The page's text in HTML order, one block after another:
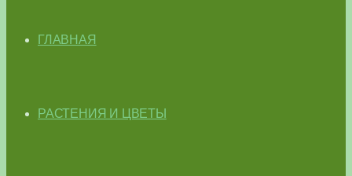
ГЛАВНАЯ
РАСТЕНИЯ И ЦВЕТЫ